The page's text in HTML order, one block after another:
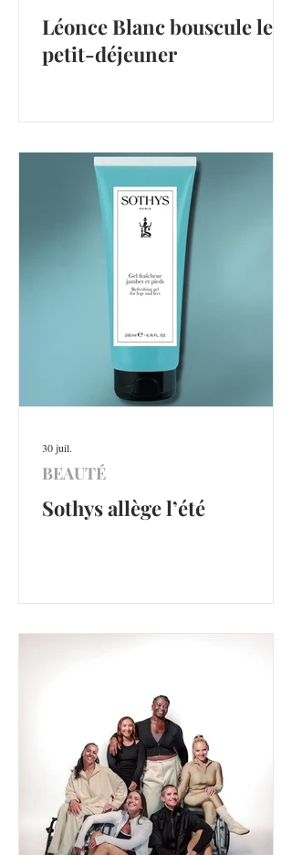
Léonce Blanc bouscule le
petit-déjeuner
Sothys allège l’été
BEAUTÉ
30 juil.